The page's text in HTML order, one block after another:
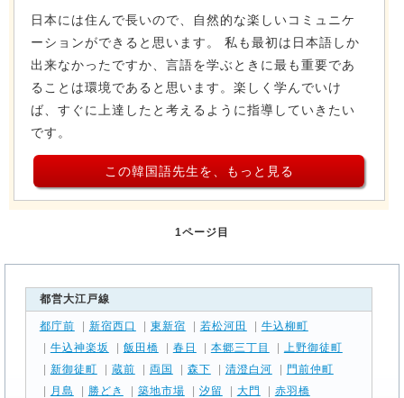
日本には住んで長いので、自然的な楽しいコミュニケ
ーションができると思います。 私も最初は日本語しか
出来なかったですか、言語を学ぶときに最も重要であ
ることは環境であると思います。楽しく学んでいけ
ば、すぐに上達したと考えるように指導していきたい
です。
この韓国語先生を、もっと見る
1ページ目
都営大江戸線
都庁前 | 新宿西口 | 東新宿 | 若松河田 | 牛込柳町
| 牛込神楽坂 | 飯田橋 | 春日 | 本郷三丁目 |
上野御徒町
| 新御徒町 | 蔵前 | 両国 | 森下 | 清澄白河 | 門前仲町
| 月島 | 勝どき | 築地市場 | 汐留 | 大門 | 赤羽橋